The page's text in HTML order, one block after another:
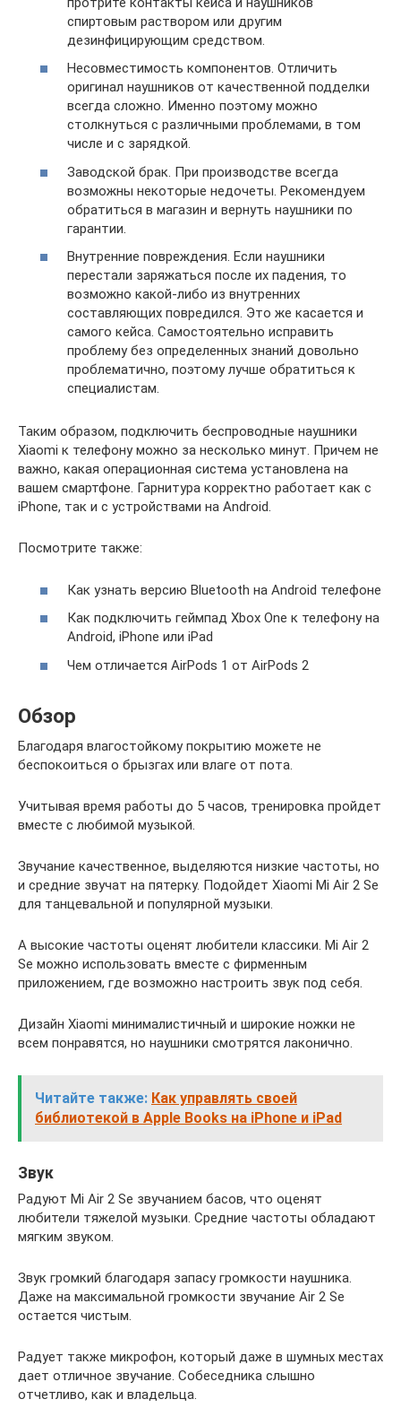
спиртовым раствором или другим
дезинфицирующим средством.
Несовместимость компонентов. Отличить
оригинал наушников от качественной подделки
всегда сложно. Именно поэтому можно
столкнуться с различными проблемами, в том
числе и с зарядкой.
Заводской брак. При производстве всегда
возможны некоторые недочеты. Рекомендуем
обратиться в магазин и вернуть наушники по
гарантии.
Внутренние повреждения. Если наушники
перестали заряжаться после их падения, то
возможно какой-либо из внутренних
составляющих повредился. Это же касается и
самого кейса. Самостоятельно исправить
проблему без определенных знаний довольно
проблематично, поэтому лучше обратиться к
специалистам.
Таким образом, подключить беспроводные наушники
Xiaomi к телефону можно за несколько минут. Причем не
важно, какая операционная система установлена на
вашем смартфоне. Гарнитура корректно работает как с
iPhone, так и с устройствами на Android.
Посмотрите также:
Как узнать версию Bluetooth на Android телефоне
Как подключить геймпад Xbox One к телефону на
Android, iPhone или iPad
Чем отличается AirPods 1 от AirPods 2
Обзор
Благодаря влагостойкому покрытию можете не
беспокоиться о брызгах или влаге от пота.
Учитывая время работы до 5 часов, тренировка пройдет
вместе с любимой музыкой.
Звучание качественное, выделяются низкие частоты, но
и средние звучат на пятерку. Подойдет Xiaomi Mi Air 2 Se
для танцевальной и популярной музыки.
А высокие частоты оценят любители классики. Mi Air 2
Se можно использовать вместе с фирменным
приложением, где возможно настроить звук под себя.
Дизайн Xiaomi минималистичный и широкие ножки не
всем понравятся, но наушники смотрятся лаконично.
Читайте также: Как управлять своей
библиотекой в ​​Apple Books на iPhone и iPad
Звук
Радуют Mi Air 2 Se звучанием басов, что оценят
любители тяжелой музыки. Средние частоты обладают
мягким звуком.
Звук громкий благодаря запасу громкости наушника.
Даже на максимальной громкости звучание Air 2 Se
остается чистым.
Радует также микрофон, который даже в шумных местах
дает отличное звучание. Собеседника слышно
отчетливо, как и владельца.